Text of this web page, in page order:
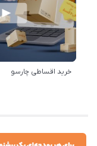
خرید اقساطی چارسو